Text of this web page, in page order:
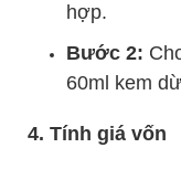
hợp.
Bước 2:
60ml kem
4. Tính giá vốn